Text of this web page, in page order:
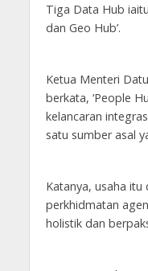
Tiga Data Hub
dan Geo Hub’.
Ketua Menteri
berkata, ‘People
kelancaran
satu sumber asal
Katanya, usaha
perkhidmatan
holistik dan